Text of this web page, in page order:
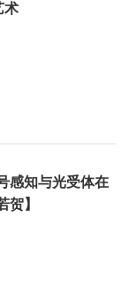
术
感知与光受体在
】